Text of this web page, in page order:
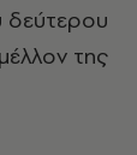
δεύτερου
της